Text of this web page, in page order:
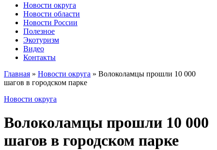
Новости округа
Новости области
Новости России
Полезное
Экотуризм
Видео
Контакты
Главная » Новости округа » Волоколамцы прошли 10 000
шагов в городском парке
Новости округа
Волоколамцы прошли 10 000
шагов в городском парке